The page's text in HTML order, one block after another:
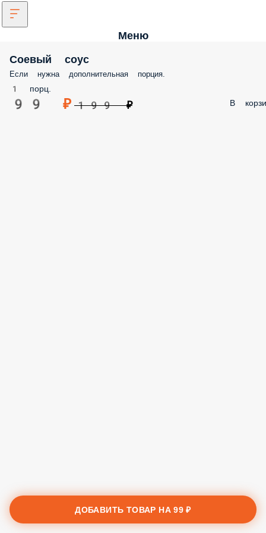
Меню
Соевый соус
Если нужна дополнительная порция.
1 порц.
99 ₽ 199 ₽ В
ДОБАВИТЬ ТОВАР НА99 ₽